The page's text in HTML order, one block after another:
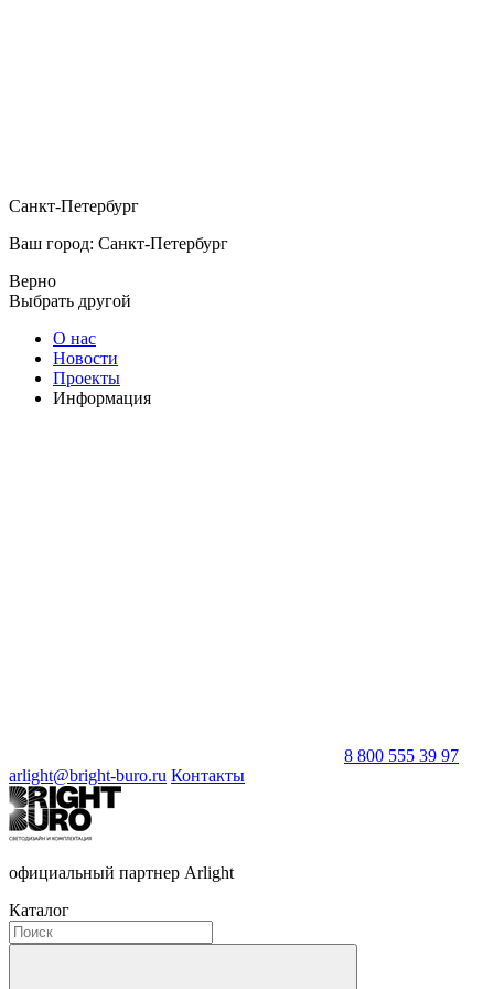
Санкт-Петербург
Ваш город: Санкт-Петербург
Верно
Выбрать другой
О нас
Новости
Проекты
Информация
8 800 555 39 97
arlight@bright-buro.ru Контакты
официальный партнер Arlight
Каталог